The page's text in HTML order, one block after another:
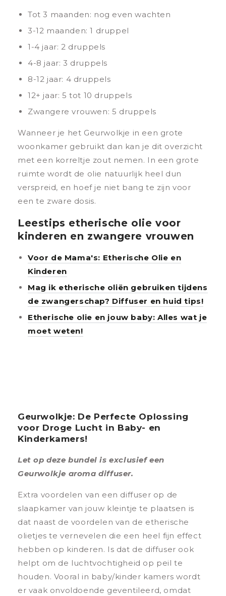
Tot 3 maanden: nog even wachten
3-12 maanden: 1 druppel
1-4 jaar: 2 druppels
4-8 jaar: 3 druppels
8-12 jaar: 4 druppels
12+ jaar: 5 tot 10 druppels
Zwangere vrouwen: 5 druppels
Wanneer je het Geurwolkje in een grote
woonkamer gebruikt dan kan je dit overzicht
met een korreltje zout nemen. In een grote
ruimte wordt de olie natuurlijk heel dun
verspreid, en hoef je niet bang te zijn voor
een te zware dosis.
Leestips etherische olie voor
kinderen en zwangere vrouwen
Voor de Mama's: Etherische Olie en
Kinderen
Mag ik etherische oliën gebruiken tijdens
de zwangerschap? Diffuser en huid tips!
Etherische olie en jouw baby: Alles wat je
moet weten!
Geurwolkje: De Perfecte Oplossing
voor Droge Lucht in Baby- en
Kinderkamers!
Let op deze bundel is exclusief een
Geurwolkje aroma diffuser.
Extra voordelen van een diffuser op de
slaapkamer van jouw kleintje te plaatsen is
dat naast de voordelen van de etherische
olietjes te vernevelen die een heel fijn effect
hebben op kinderen. Is dat de diffuser ook
helpt om de luchtvochtigheid op peil te
houden. Vooral in baby/kinder kamers wordt
er vaak onvoldoende geventileerd, omdat